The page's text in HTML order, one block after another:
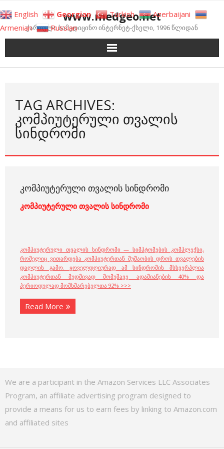
to
content
www.medgeo.net
ქართული სამედიცინო ინტერნეტ-ქსელი, 1996 წლიდან
TAG ARCHIVES:
ᲙᲝᲛᲞᲘᲣᲢᲔᲠᲣᲚᲘ ᲗᲕᲐᲚᲘᲡ
ᲡᲘᲜᲓᲠᲝᲛᲘ
ᲙᲝᲛᲞᲘᲣᲢᲔᲠᲣᲚᲘ ᲗᲕᲐᲚᲘᲡ ᲡᲘᲜᲓᲠᲝᲛᲘ
კომპიუტერული თვალის სინდრომი
კომპიუტერული თვალის სინდრომი — სიმპტომების კომპლექსი,
რომელიც ვითარდება კომპიუტერთან მუშაობის დროს თვალების
დაღლის გამო. ყოველდღიურად ამ სინდრომის მსხვერპლია
კომპიუტერთან მუდმივად მომუშავე ადამიანების 40% და
პერიოდულად მომხმარებელთა 92% >>>
Read More
We are a participant in the Amazon Services LLC Associates
Program, an affiliate advertising program designed to
provide a means for us to earn fees by linking to Amazon.com
and affiliated sites
English Georgian Turkish
Azerbaijani
Armenian
Russian